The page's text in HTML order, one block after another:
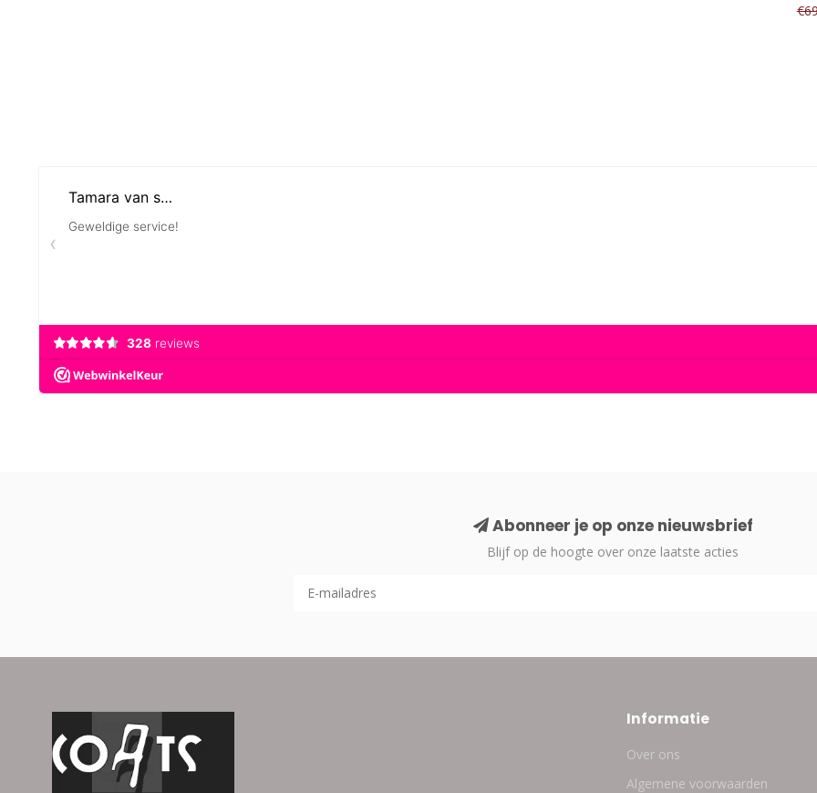
Abonneer je op onze nieuwsbrief
Blijf op de hoogte over onze laatste acties
Informatie
Over ons
Algemene voorwaarden